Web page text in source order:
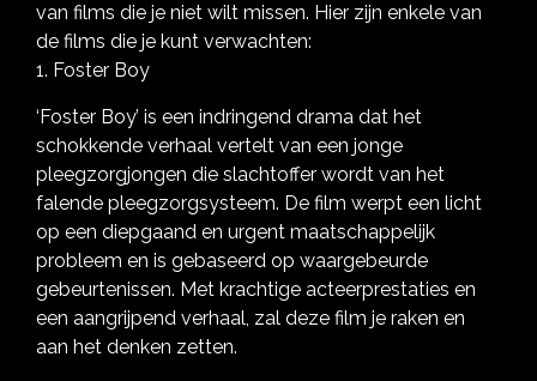
van films die je niet wilt missen. Hier zijn enkele van
de films die je kunt verwachten:
1. Foster Boy
‘Foster Boy’ is een indringend drama dat het
schokkende verhaal vertelt van een jonge
pleegzorgjongen die slachtoffer wordt van het
falende pleegzorgsysteem. De film werpt een licht
op een diepgaand en urgent maatschappelijk
probleem en is gebaseerd op waargebeurde
gebeurtenissen. Met krachtige acteerprestaties en
een aangrijpend verhaal, zal deze film je raken en
aan het denken zetten.